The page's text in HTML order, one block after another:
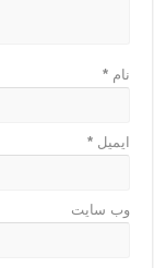
نام*
ایمیل*
وب‌ سایت